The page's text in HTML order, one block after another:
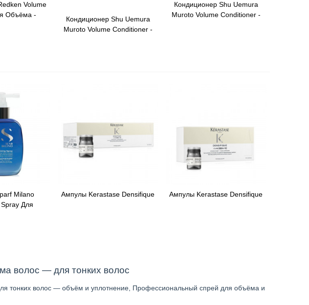
Volume
Объёма -
Быстрый Просмотр
Кондиционер Shu Uemura
Muroto Volume Conditioner -
Быстрый Просмотр
Кондиционер Shu Uemura
Muroto Volume Conditioner -
Milano
Для
Быстрый Просмотр
Ампулы Kerastase Densifique Быстрый Просмотр
Ампулы Kerastase Densifique
волос — для тонких волос
тонких волос — объём и уплотнение Профессиональный спрей для объёма и